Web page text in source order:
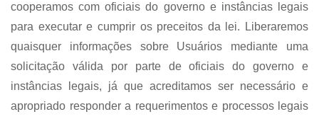
cooperamos com oficiais do governo e instâncias legais
para executar e cumprir os preceitos da lei. Liberaremos
quaisquer informações sobre Usuários mediante uma
solicitação válida por parte de oficiais do governo e
instâncias legais, já que acreditamos ser necessário e
apropriado responder a requerimentos e processos legais